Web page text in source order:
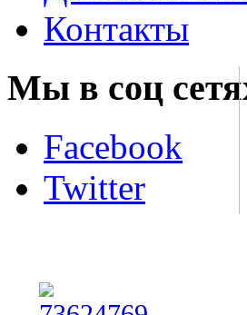
Контакты
Мы в соц
Facebook
Twitter